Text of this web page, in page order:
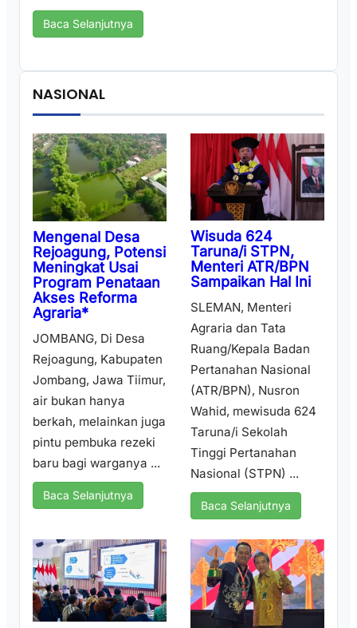
Baca Selanjutnya
NASIONAL
Mengenal Desa
Rejoagung, Potensi
Meningkat Usai
Program Penataan
Akses Reforma
Agraria*
JOMBANG, Di Desa
Rejoagung, Kabupaten
Jombang, Jawa Tiimur,
air bukan hanya
berkah, melainkan juga
pintu pembuka rezeki
baru bagi warganya ...
Baca Selanjutnya
Wisuda 624
Taruna/i STPN,
Menteri ATR/BPN
Sampaikan Hal Ini
SLEMAN, Menteri
Agraria dan Tata
Ruang/Kepala Badan
Pertanahan Nasional
(ATR/BPN), Nusron
Wahid, mewisuda 624
Taruna/i Sekolah
Tinggi Pertanahan
Nasional (STPN) ...
Baca Selanjutnya